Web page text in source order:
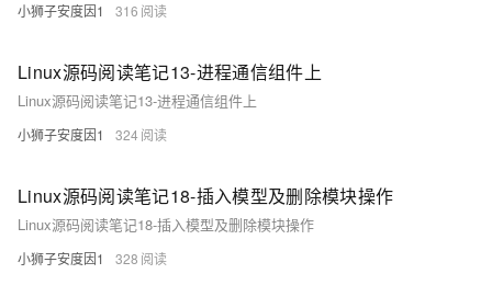
小狮子安度因1 316
Linux源码阅读笔记13-进程通信组件上
Linux源码阅读笔记13-进程通信组件上
小狮子安度因1 324
Linux源码阅读笔记18-插入模型及删除模块操作
Linux源码阅读笔记18-插入模型及删除模块操作
小狮子安度因1 328